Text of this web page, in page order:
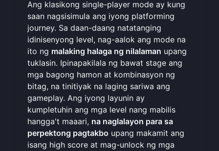
Ang klasikong single-player mode ay kung
saan nagsisimula ang iyong platforming
journey. Sa daan-daang natatanging
idinisenyong level, nag-aalok ang mode na
ito ng malaking halaga ng nilalaman upang
tuklasin. Ipinapakilala ng bawat stage ang
mga bagong hamon at kombinasyon ng
bitag, na tinitiyak na laging sariwa ang
gameplay. Ang iyong layunin ay
kumpletuhin ang mga level nang mabilis
hangga't maaari, na naglalayon para sa
perpektong pagtakbo upang makamit ang
isang high score at mag-unlock ng mga